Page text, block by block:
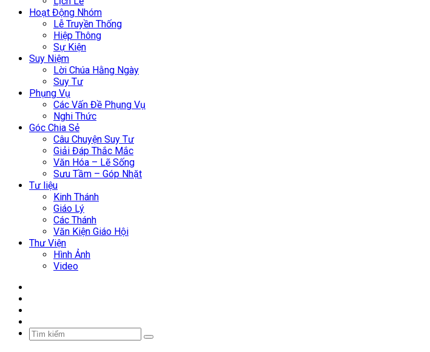
Hoạt Động Nhóm
Lễ Truyền Thống
Hiệp Thông
Sự Kiện
Suy Niệm
Lời Chúa Hằng Ngày
Suy Tư
Phụng Vụ
Các Vấn Đề Phụng Vụ
Nghi Thức
Góc Chia Sẻ
Câu Chuyện Suy Tư
Giải Đáp Thắc Mắc
Văn Hóa – Lẽ Sống
Sưu Tầm – Góp Nhặt
Tư liệu
Kinh Thánh
Giáo Lý
Các Thánh
Văn Kiện Giáo Hội
Thư Viện
Hình Ảnh
Video
Tìm